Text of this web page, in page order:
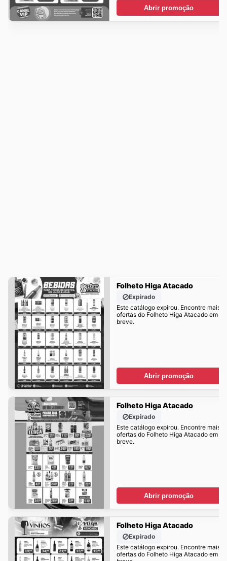
Abrir promoção
Folheto Higa Atacado
Expirado
Este catálogo expirou. Encontre mais
ofertas do Folheto Higa Atacado em
breve.
Abrir promoção
Folheto Higa Atacado
Expirado
Este catálogo expirou. Encontre mais
ofertas do Folheto Higa Atacado em
breve.
Abrir promoção
Folheto Higa Atacado
Expirado
Este catálogo expirou. Encontre mais
ofertas do Folheto Higa Atacado em